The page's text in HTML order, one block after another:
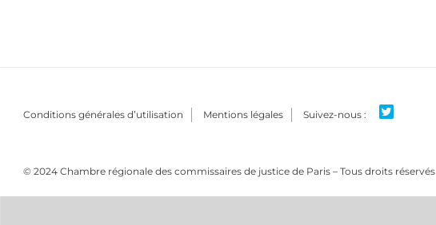
Conditions générales d’utilisation Mentions légales
© 2024 Chambre régionale des commissaires de justice de Paris – Tous droits réservés